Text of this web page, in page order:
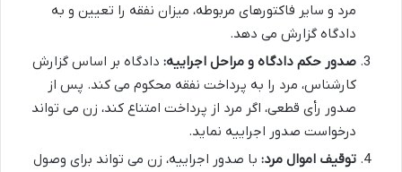
مرد و سایر فاکتورهای مربوطه، میزان نفقه را تعیین و به
دادگاه گزارش می دهد.
صدور حکم دادگاه و مراحل اجراییه: دادگاه بر اساس گزارش
کارشناس، مرد را به پرداخت نفقه محکوم می کند. پس از
صدور رأی قطعی، اگر مرد از پرداخت امتناع کند، زن می تواند
درخواست صدور اجراییه نماید.
توقیف اموال مرد: با صدور اجراییه، زن می تواند برای وصول